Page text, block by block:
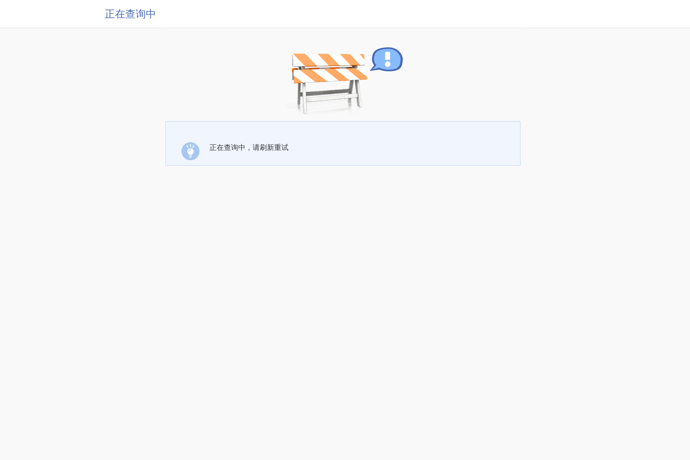
正在查询中
正在查询中，请刷新重试